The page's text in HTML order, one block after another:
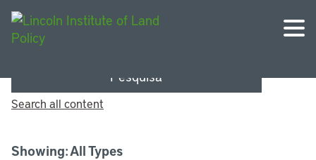
Pesquisa
Search all content
Showing: All Types